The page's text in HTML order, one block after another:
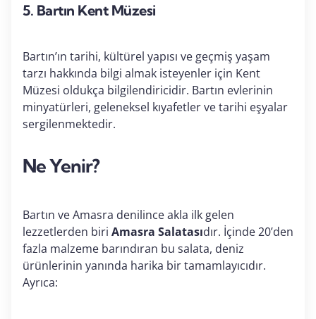
5. Bartın Kent Müzesi
Bartın’ın tarihi, kültürel yapısı ve geçmiş yaşam
tarzı hakkında bilgi almak isteyenler için Kent
Müzesi oldukça bilgilendiricidir. Bartın evlerinin
minyatürleri, geleneksel kıyafetler ve tarihi eşyalar
sergilenmektedir.
Ne Yenir?
Bartın ve Amasra denilince akla ilk gelen
lezzetlerden biri Amasra Salatasıdır. İçinde 20’den
fazla malzeme barındıran bu salata, deniz
ürünlerinin yanında harika bir tamamlayıcıdır.
Ayrıca: